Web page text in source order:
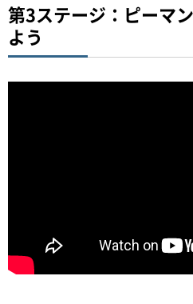
第3ステージ：ピーマ
よう